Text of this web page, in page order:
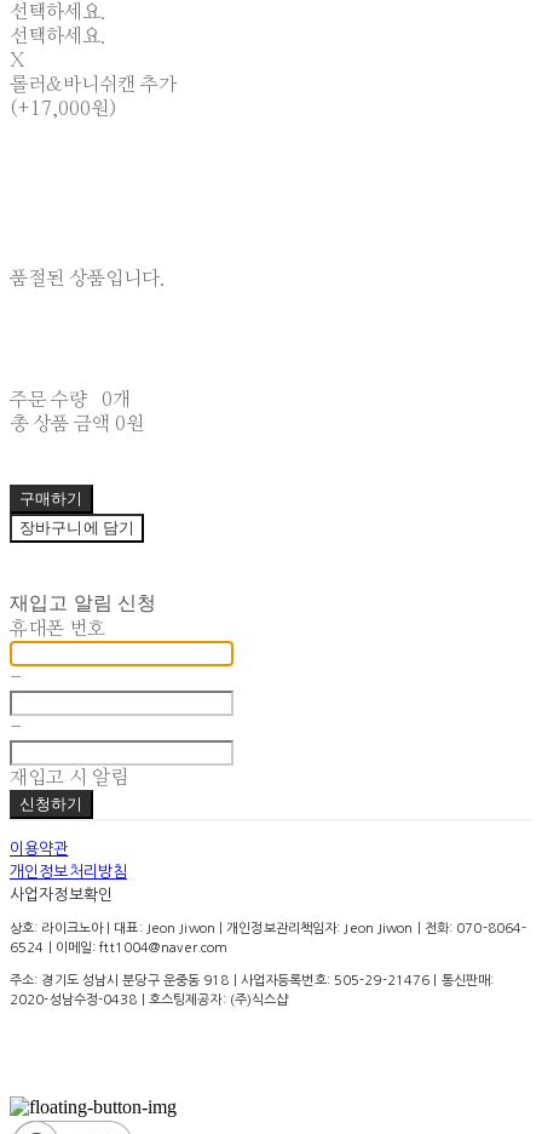
선택하세요.
선택하세요.
X
롤러&바니쉬캔 추가
(+17,000원)
품절된 상품입니다.
주문 수량
0개
총 상품 금액 0원
구매하기
장바구니에 담기
재입고 알림 신청
휴대폰 번호
-
-
재입고 시 알림
신청하기
이용약관
개인정보처리방침
사업자정보확인
상호: 라이크노아 | 대표: Jeon Jiwon | 개인정보관리책임자: Jeon Jiwon | 전화: 070-8064-
6524 | 이메일: ftt1004@naver.com
주소: 경기도 성남시 분당구 운중동 918 | 사업자등록번호: 505-29-21476 | 통신판매:
2020-성남수정-0438 | 호스팅제공자: (주)식스샵